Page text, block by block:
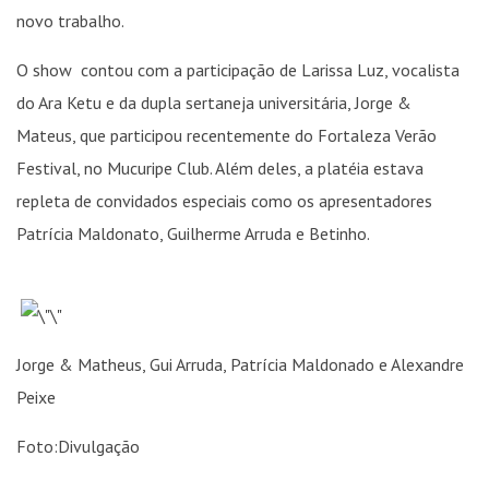
novo trabalho.
O show contou com a participação de Larissa Luz, vocalista
do Ara Ketu e da dupla sertaneja universitária, Jorge &
Mateus, que participou recentemente do Fortaleza Verão
Festival, no Mucuripe Club. Além deles, a platéia estava
repleta de convidados especiais como os apresentadores
Patrícia Maldonato, Guilherme Arruda e Betinho.
Jorge & Matheus, Gui Arruda, Patrícia Maldonado e Alexandre
Peixe
Foto:Divulgação